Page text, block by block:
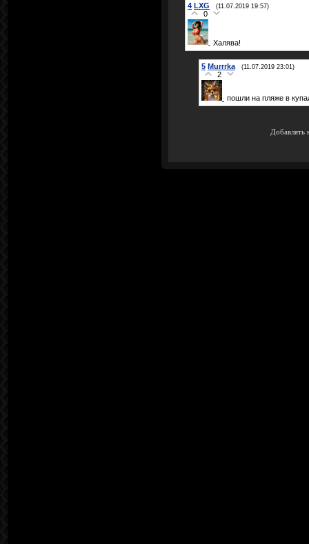
4 LXG (11.07.2019 19:57)
0
Халява!
5 Murrrka (11.07.2019 23:01)
2
пошли на пляже в
Добавлять